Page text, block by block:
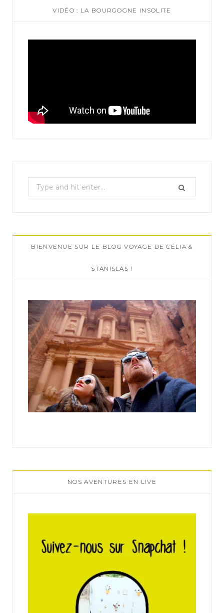
VIDÉO : LA BOURGOGNE INSOLITE
e
c
h
:
BIENVENUE SUR LE BLOG VOYAGE DE CÉLIA &
STANISLAS !
NOS AVENTURES EN LIVE